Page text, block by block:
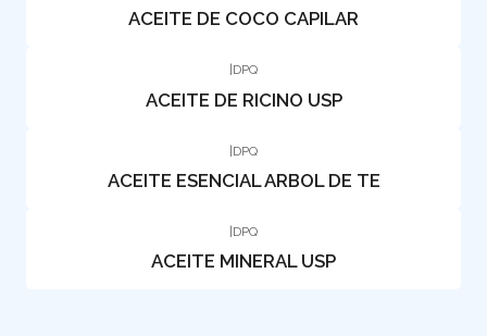
ACEITE DE COCO CAPILAR
DPQ
ACEITE DE RICINO USP
|DPQ
ACEITE ESENCIAL ARBOL DE TE
|DPQ
ACEITE MINERAL USP